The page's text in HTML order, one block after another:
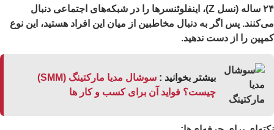
۲۴ ساله (نسل Z)، اینفلوئنسرها را در شبکه‌های اجتماعی دنبال
پس اگر به دنبال مخاطبین از میان این افراد هستید، این نوع
را از دست ندهید.
بیشتر بخوانید :
سوشال مدیا مارکتینگ (SMM)
چیست؟ فواید آن برای کسب و کار ها